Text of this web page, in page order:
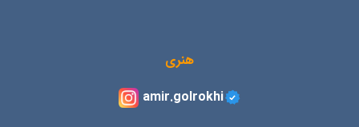
هنری
amir.golrokhi